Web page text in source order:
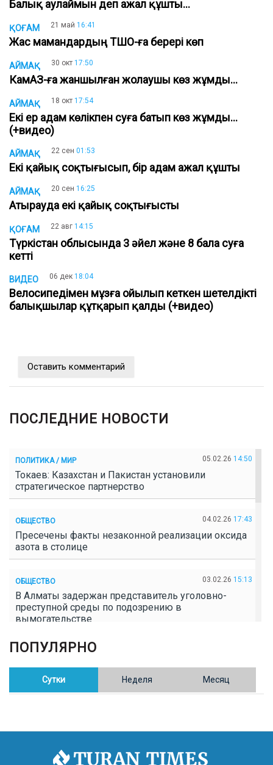
Балық аулаймын деп ажал құшты...
ҚОҒАМ 21 май 16:41
Жас мамандардың ТШО-ға берері көп
АЙМАҚ 30 окт 17:50
КамАЗ-ға жаншылған жолаушы көз жұмды...
АЙМАҚ 18 окт 17:54
Екі ер адам көлікпен суға батып көз жұмды...
(+видео)
АЙМАҚ 22 сен 01:53
Екі қайық соқтығысып, бір адам ажал құшты
АЙМАҚ 20 сен 16:25
Атырауда екі қайық соқтығысты
ҚОҒАМ 22 авг 14:15
Түркістан облысында 3 әйел және 8 бала суға
кетті
ВИДЕО 06 дек 18:04
Велосипедімен мұзға ойылып кеткен шетелдікті
балықшылар құтқарып қалды (+видео)
Оставить комментарий
ПОСЛЕДНИЕ НОВОСТИ
ПОЛИТИКА / МИР 05.02.26 14:50
Токаев: Казахстан и Пакистан установили
стратегическое партнерство
ОБЩЕСТВО 04.02.26 17:43
Пресечены факты незаконной реализации оксида
азота в столице
ОБЩЕСТВО 03.02.26 15:13
В Алматы задержан представитель уголовно-
преступной среды по подозрению в
вымогательстве
ОБЩЕСТВО
Полицейские пресекли незаконное выращивание
конопли в Таразе
Казахстан возглавил Договор о зоне, свободной от
ПОПУЛЯРНО
Сутки Неделя Месяц